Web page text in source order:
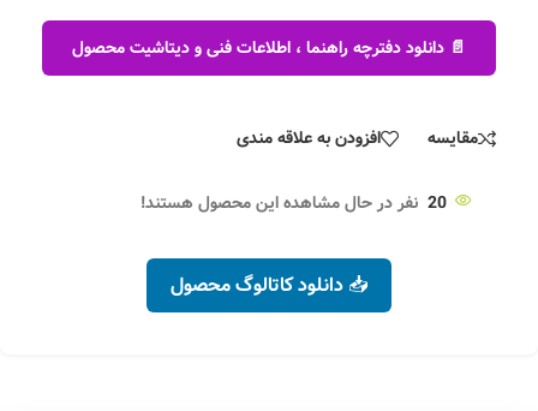
📄 دانلود دفترچه راهنما ، اطلاعات فنی و دیتاشیت محصول
مقایسه افزودن به علاقه مندی
20 نفر در حال مشاهده این محصول هستند!
📥 دانلود کاتالوگ محصول